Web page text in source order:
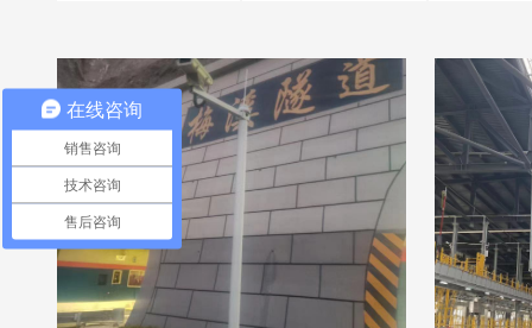
在线咨询
销售咨询
技术咨询
售后咨询